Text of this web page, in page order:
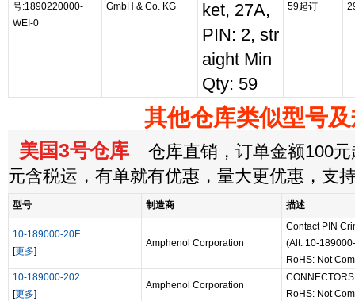
号:1890220000-
WEI-0
GmbH & Co. KG
ket, 27A,
PIN: 2, str
aight Min
Qty: 59
59起订
其他仓库类似型号
美国3号仓库 仓库直销，订单金额100元
元含税运，有单就有优惠，量大更优惠，支
型号 制造商 描述
10-189000-20F
[更多]
Amphenol Corporation
Contact PIN
(Alt: 10-
RoHS: Not
10-189000-202
[更多]
Amphenol Corporation
RoHS: Not